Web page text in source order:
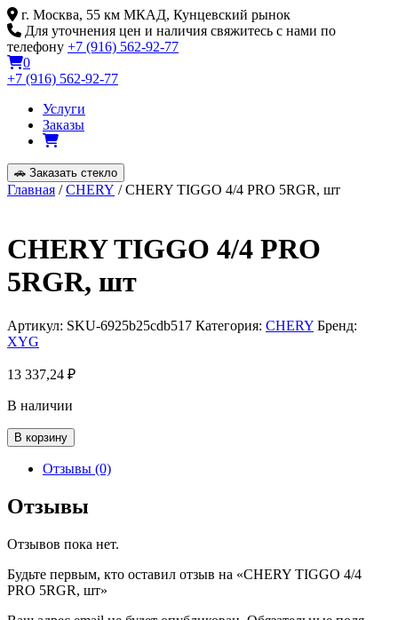
Skip
to
content
г. Москва, 55 км МКАД, Кунцевский рынок
Для уточнения цен и наличия свяжитесь с нами по
телефону +7 (916) 562-92-77
0
+7 (916) 562-92-77
Услуги
Заказы
🚗 Заказать стекло
Главная /CHERY / CHERY TIGGO 4/4 PRO 5RGR, шт
CHERY TIGGO 4/4 PRO
5RGR, шт
Артикул: SKU-6925b25cdb517 Категория: CHERY Бренд:
XYG
13 337,24 ₽
В наличии
Количество
товара
CHERY
4/4
PRO
шт
В корзину
Отзывы (0)
Отзывы
Отзывов пока нет.
Будьте первым, кто оставил отзыв на «CHERY TIGGO 4/4
PRO 5RGR, шт»